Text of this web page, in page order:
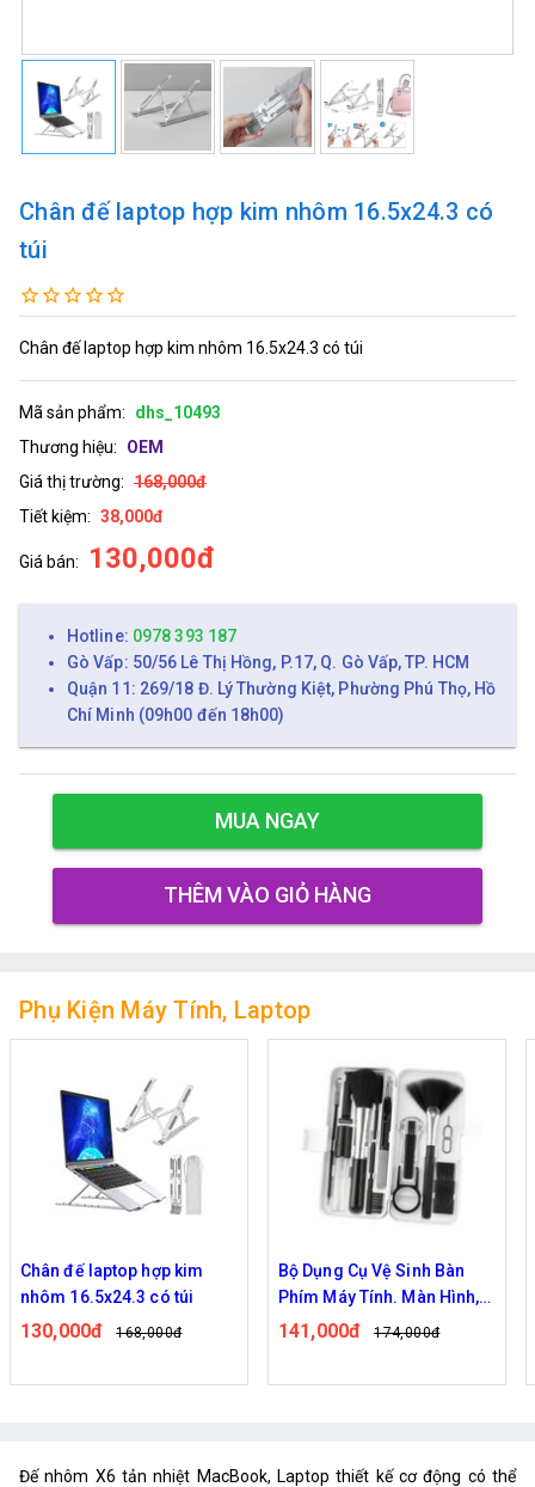
Chân đế laptop hợp kim nhôm 16.5x24.3 có
túi
Chân đế laptop hợp kim nhôm 16.5x24.3 có túi
Mã sản phẩm:
dhs_10493
Thương hiệu:
OEM
Giá thị trường: 168,000đ
Tiết kiệm: 38,000đ
Giá bán: 130,000đ
Hotline: 0978 393 187
Gò Vấp: 50/56 Lê Thị Hồng, P.17, Q. Gò Vấp, TP. HCM
Quận 11: 269/18 Đ. Lý Thường Kiệt, Phường Phú Thọ, Hồ
Chí Minh (09h00 đến 18h00)
MUA NGAY
THÊM VÀO GIỎ HÀNG
Phụ Kiện Máy Tính, Laptop
Chân đế laptop hợp kim
nhôm 16.5x24.3 có túi
130,000đ 168,000đ
Bộ Dụng Cụ Vệ Sinh Bàn
Phím Máy Tính. Màn Hình,
Điện Thoại 18 Trong 1 Tiện
141,000đ 174,000đ
Đế nhôm X6 tản nhiệt MacBook, Laptop thiết kế cơ động có thể